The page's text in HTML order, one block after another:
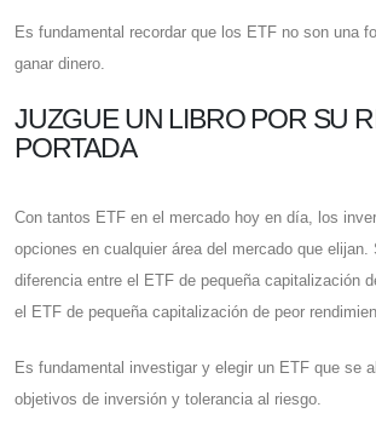
Es fundamental recordar que los ETF no son una
ganar dinero.
JUZGUE UN LIBRO POR SU
PORTADA
Con tantos ETF en el mercado hoy en día, los
opciones en cualquier área del mercado que elijan.
diferencia entre el ETF de pequeña capitalización
el ETF de pequeña capitalización de peor
Es fundamental investigar y elegir un ETF que se
objetivos de inversión y tolerancia al riesgo.